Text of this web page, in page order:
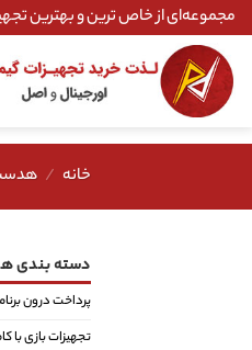
Skip
to
content
مجموعه‌ای از خاص ترین و بهترین
خانه /
دسته بندی
پرداخت درون
تجهیزات بازی با